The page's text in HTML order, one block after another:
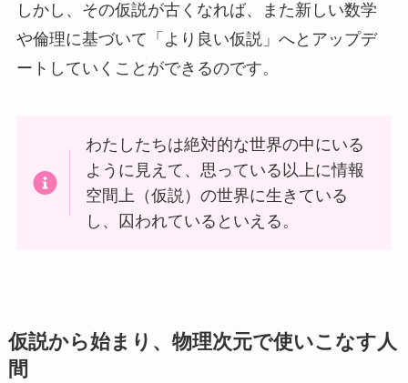
しかし、その仮説が古くなれば、また新しい数学
や倫理に基づいて「より良い仮説」へとアップデ
ートしていくことができるのです。
わたしたちは絶対的な世界の中にいる
ように見えて、思っている以上に情報
空間上（仮説）の世界に生きている
し、囚われているといえる。
仮説から始まり、物理次元で使いこなす人
間